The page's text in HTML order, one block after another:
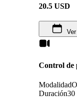
20.5 USD
Control de
Modalidad
Duración30